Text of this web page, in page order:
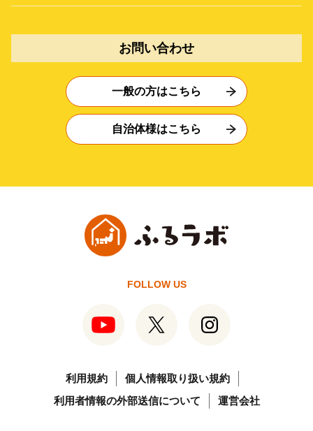
お問い合わせ
一般の方はこちら
自治体様はこちら
FOLLOW US
利用規約
個人情報取り扱い規約
利用者情報の外部送信について
運営会社